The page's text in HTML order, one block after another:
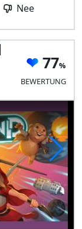
Nee
77
BEWERTUNG